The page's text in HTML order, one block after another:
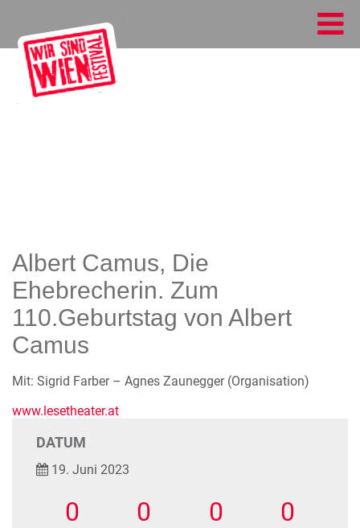
Albert Camus, Die
Ehebrecherin. Zum
110.Geburtstag von Albert
Camus
Mit: Sigrid Farber – Agnes Zaunegger (Organisation)
www.lesetheater.at
DATUM
19. Juni 2023
0 0 0 0